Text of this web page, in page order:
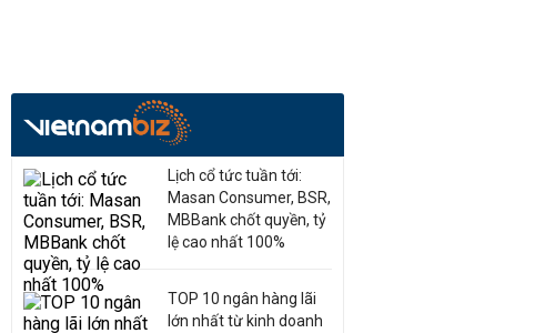
Lịch cổ tức tuần tới:
Masan Consumer, BSR,
MBBank chốt quyền, tỷ
lệ cao nhất 100%
TOP 10 ngân hàng lãi
lớn nhất từ kinh doanh